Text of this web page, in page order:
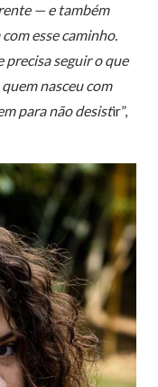
— e também
esse caminho.
seguir o que
nasceu com
para não desistir”,